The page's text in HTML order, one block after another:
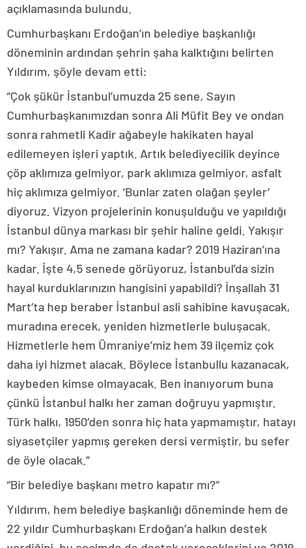
açıklamasında bulundu.
Cumhurbaşkanı Erdoğan’ın belediye başkanlığı
döneminin ardından şehrin şaha kalktığını belirten
Yıldırım, şöyle devam etti:
“Çok şükür İstanbul’umuzda 25 sene, Sayın
Cumhurbaşkanımızdan sonra Ali Müfit Bey ve ondan
sonra rahmetli Kadir ağabeyle hakikaten hayal
edilemeyen işleri yaptık. Artık belediyecilik deyince
çöp aklımıza gelmiyor, park aklımıza gelmiyor, asfalt
hiç aklımıza gelmiyor. ‘Bunlar zaten olağan şeyler’
diyoruz. Vizyon projelerinin konuşulduğu ve yapıldığı
İstanbul dünya markası bir şehir haline geldi. Yakışır
mı? Yakışır. Ama ne zamana kadar? 2019 Haziran’ına
kadar. İşte 4,5 senede görüyoruz, İstanbul’da sizin
hayal kurduklarınızın hangisini yapabildi? İnşallah 31
Mart’ta hep beraber İstanbul asli sahibine kavuşacak,
muradına erecek, yeniden hizmetlerle buluşacak.
Hizmetlerle hem Ümraniye’miz hem 39 ilçemiz çok
daha iyi hizmet alacak. Böylece İstanbullu kazanacak,
kaybeden kimse olmayacak. Ben inanıyorum buna
çünkü İstanbul halkı her zaman doğruyu yapmıştır.
Türk halkı, 1950’den sonra hiç hata yapmamıştır, hatayı
siyasetçiler yapmış gereken dersi vermiştir, bu sefer
de öyle olacak.”
“Bir belediye başkanı metro kapatır mı?”
Yıldırım, hem belediye başkanlığı döneminde hem de
22 yıldır Cumhurbaşkanı Erdoğan’a halkın destek